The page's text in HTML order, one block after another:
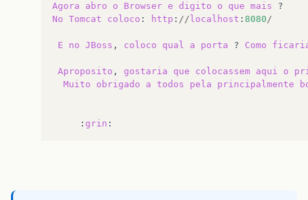
Agora abro o Browser e digito o que mais
No Tomcat coloco : http : // localhost : 8080/
E no JBoss , coloco qual a porta ? Como
Aproposito , gostaria que colocassem aqui o
Muito
obrigado a todos pela principalmente
: grin